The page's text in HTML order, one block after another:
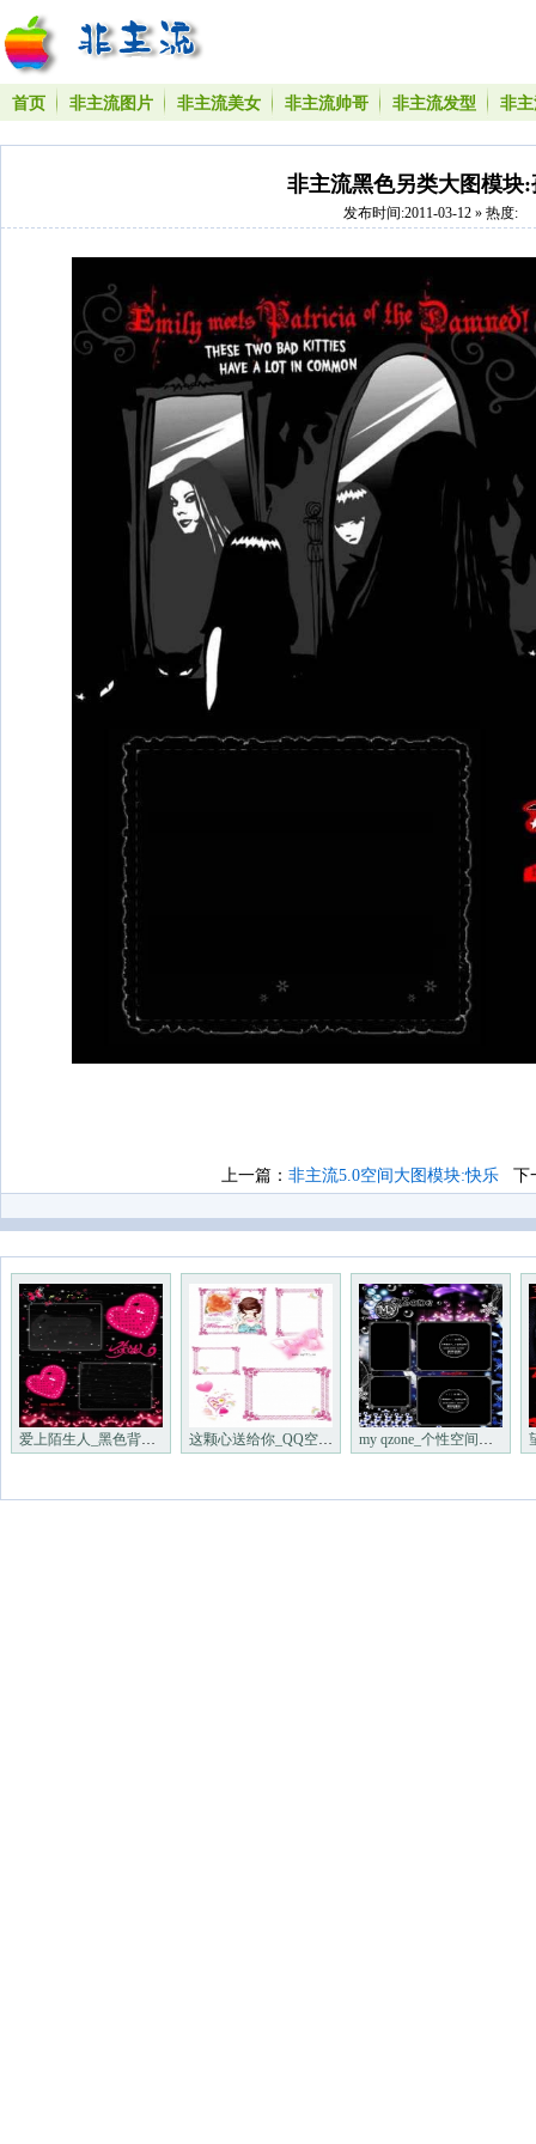
首页 非主流图片 非主流美女 非主流帅哥 非主流发型 非
非主流黑色另类大图模块:
发布时间:2011-03-12 » 热度:
上一篇： 非主流5.0空间大图模块:快乐 下
爱上陌生人_黑色背景图片 这颗心送给你_QQ空间白色背景 my qzone_个性空间背景图片